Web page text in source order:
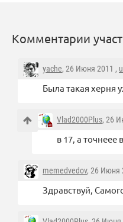
Комментарии
yache, 26 Июня 2011 ,
Была такая херня
Vlad2000Plus, 26
в 17, а точнеее
memedvedov, 26 Июня
Здравствуй,